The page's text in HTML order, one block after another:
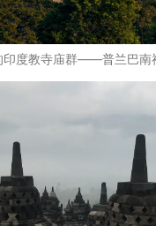
印度教寺庙群——普兰巴南